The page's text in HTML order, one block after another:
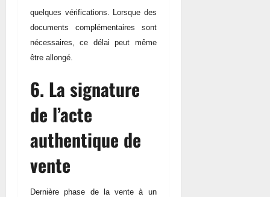
quelques vérifications. Lorsque des
documents complémentaires sont
nécessaires, ce délai peut même
être allongé.
6. La signature
de l’acte
authentique de
vente
Dernière phase de la vente à un